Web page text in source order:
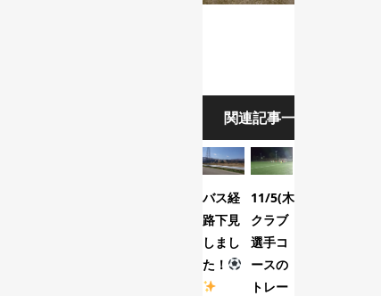
関連記事一覧
バス経
路下見
しまし
た！
11/5(木)
クラブ
選手コ
ースの
トレー